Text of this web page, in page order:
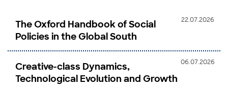
22.07.2026
The Oxford Handbook of Social
Policies in the Global South
06.07.2026
Creative-class Dynamics,
Technological Evolution and Growth